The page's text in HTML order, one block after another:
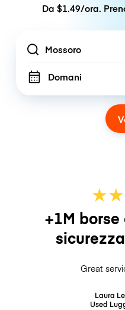
Da $1.49/ora.
Location
Domani
★★
+1M
sicurezza
Great
Laura
Used